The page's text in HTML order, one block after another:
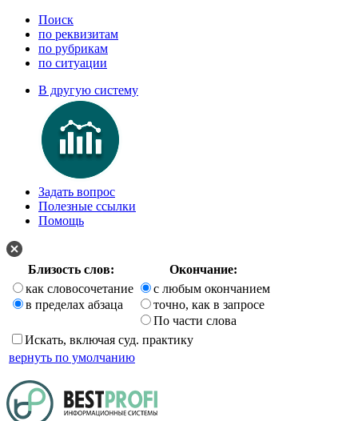
Поиск
по реквизитам
по рубрикам
по ситуации
В другую систему
Задать вопрос
Полезные ссылки
Помощь
Близость слов:
Окончание:
как словосочетание
в пределах абзаца
с любым окончанием
точно, как в запросе
По части слова
Искать, включая суд. практику
вернуть по умолчанию